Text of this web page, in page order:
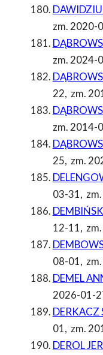
zm. 2020-
zm. 2024-
22, zm.
zm. 2014-
25, zm.
03-31,
12-11,
08-01,
DEMEL
2026-01-
DERKACZ
01, zm.
DEROL